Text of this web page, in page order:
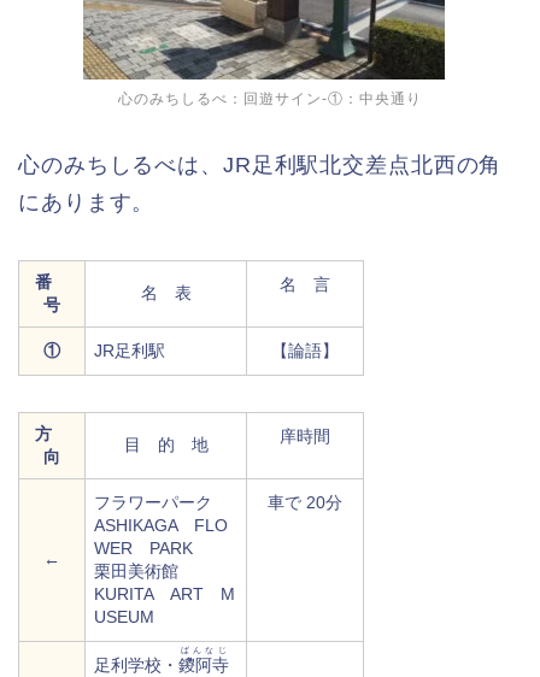
心のみちしるべ：回遊サイン-①：中央通り
心のみちしるべは、JR足利駅北交差点北西の角
にあります。
番
号
名 表 名 言
① JR足利駅 【論語】
方
向
目 的 地 庠時間
←
フラワーパーク
ASHIKAGA FLO
WER PARK
栗田美術館
KURITA ART M
USEUM
車で 20分
足利学校・ 鑁阿寺
ばんなじ